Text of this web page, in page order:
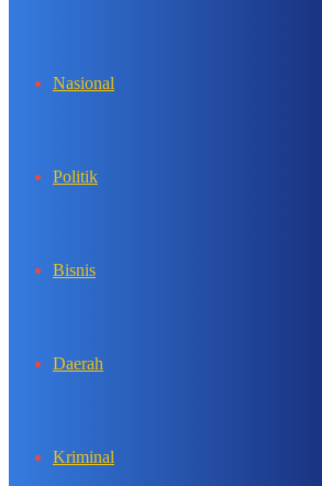
Nasional
Politik
Bisnis
Daerah
Kriminal